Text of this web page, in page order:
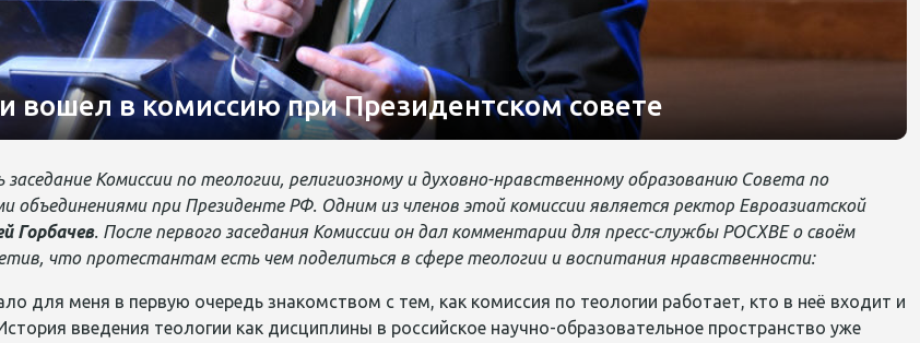
вошел в комиссию при Президентском совете
заседание Комиссии по теологии, религиозному и духовно-нравственному образованию Совета по
объединениями при Президенте РФ. Одним из членов этой комиссии является ректор Евроазиатской
Горбачев. После первого заседания Комиссии он дал комментарии для пресс-службы РОСХВЕ о своём
что протестантам есть чем поделиться в сфере теологии и воспитания нравственности:
для меня в первую очередь знакомством с тем, как комиссия по теологии работает, кто в неё входит и
введения теологии как дисциплины в российское научно-образовательное пространство уже